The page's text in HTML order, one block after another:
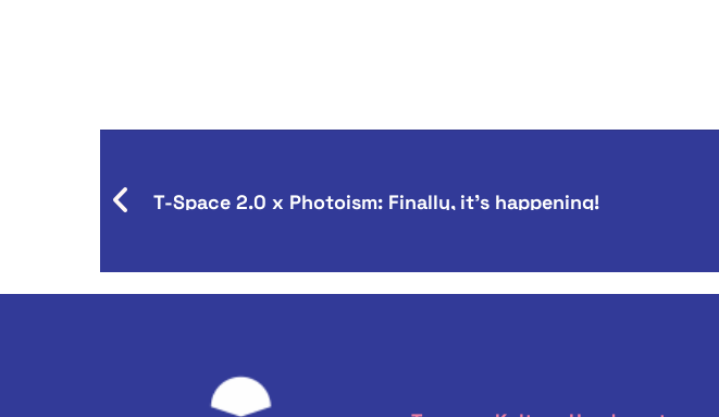
T-Space 2.0 x Photoism: Finally, it’s happening!